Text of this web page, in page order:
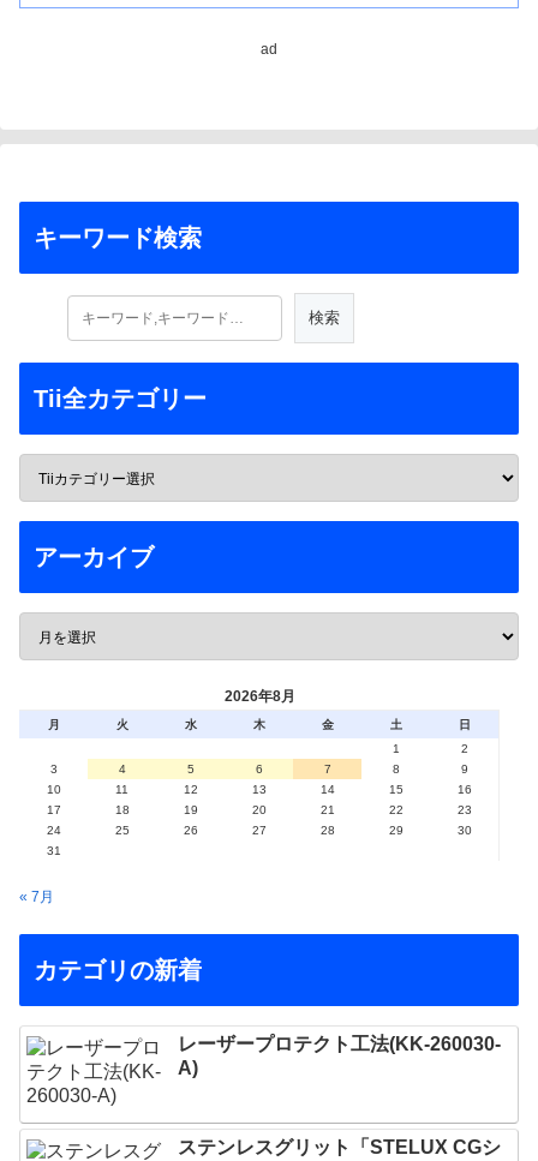
ad
キーワード検索
Tii全カテゴリー
アーカイブ
2026年8月
月 火 水 木 金 土
日
1
2
3
4 5 6 7 8
9
10
11 12 13 14 15
16
17
18 19 20 21 22
23
24
25 26 27 28 29
30
31
« 7月
カテゴリの新着
レーザープロテクト⼯法(KK-260030-
A)
ステンレスグリット「STELUX CGシ